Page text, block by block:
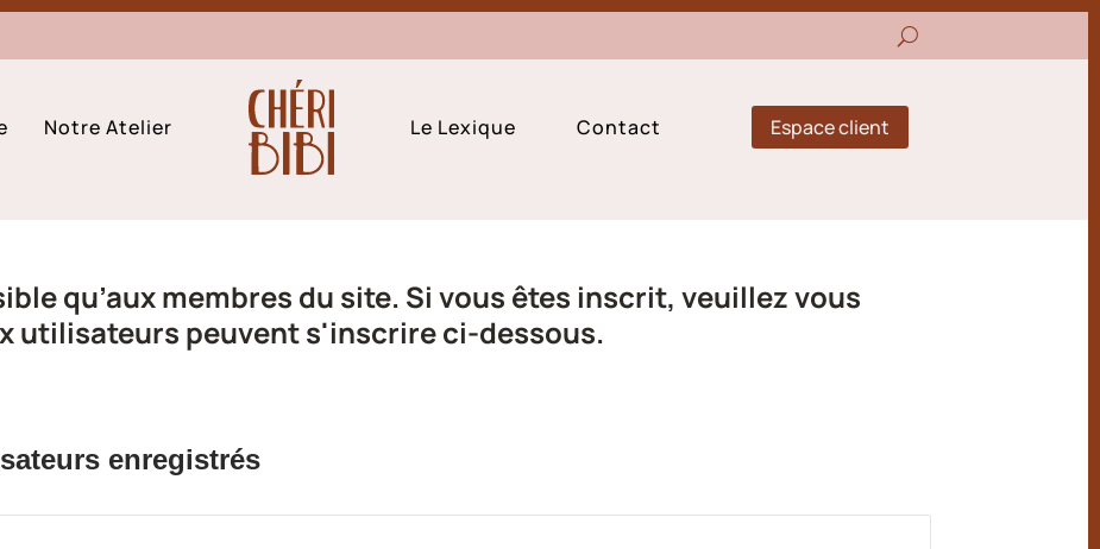
Notre Atelier Le Lexique Contact Espace client
qu’aux membres du site. Si vous êtes inscrit, veuillez vous
utilisateurs peuvent s'inscrire ci-dessous.
enregistrés